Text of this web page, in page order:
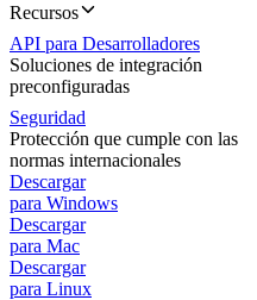
Recursos
API para Desarrolladores
Soluciones de integración
preconfiguradas
Seguridad
Protección que cumple con las
normas internacionales
Descargar
para Windows
Descargar
para Mac
Descargar
para Linux